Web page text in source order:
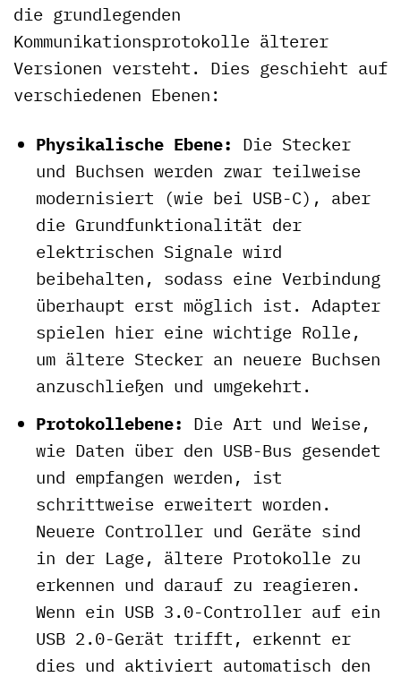
die grundlegenden
Kommunikationsprotokolle älterer
Versionen versteht. Dies geschieht auf
verschiedenen Ebenen:
Physikalische Ebene: Die Stecker
und Buchsen werden zwar teilweise
modernisiert (wie bei USB-C), aber
die Grundfunktionalität der
elektrischen Signale wird
beibehalten, sodass eine Verbindung
überhaupt erst möglich ist. Adapter
spielen hier eine wichtige Rolle,
um ältere Stecker an neuere Buchsen
anzuschließen und umgekehrt.
Protokollebene: Die Art und Weise,
wie Daten über den USB-Bus gesendet
und empfangen werden, ist
schrittweise erweitert worden.
Neuere Controller und Geräte sind
in der Lage, ältere Protokolle zu
erkennen und darauf zu reagieren.
Wenn ein USB 3.0-Controller auf ein
USB 2.0-Gerät trifft, erkennt er
dies und aktiviert automatisch den